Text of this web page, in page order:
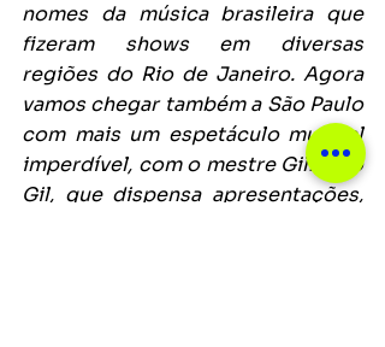
nomes da música brasileira que
fizeram shows em diversas
regiões do Rio de Janeiro. Agora
vamos chegar também a São Paulo
com mais um espetáculo musical
imperdível, com o mestre Gilberto
Gil, que dispensa apresentações,